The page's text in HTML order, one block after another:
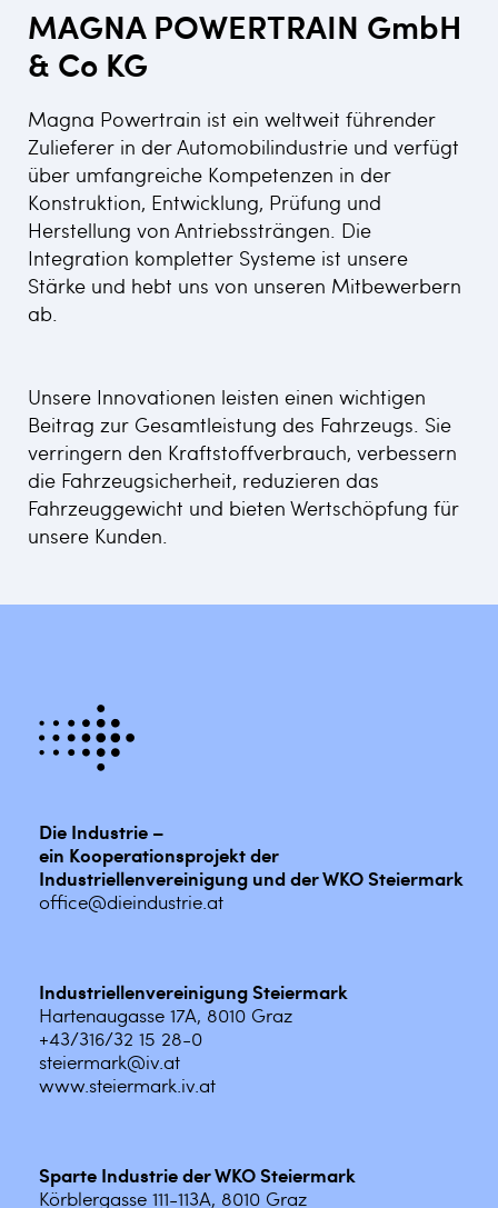
MAGNA POWERTRAIN GmbH
& Co KG
Magna Powertrain ist ein weltweit führender
Zulieferer in der Automobilindustrie und verfügt
über umfangreiche Kompetenzen in der
Konstruktion, Entwicklung, Prüfung und
Herstellung von Antriebssträngen. Die
Integration kompletter Systeme ist unsere
Stärke und hebt uns von unseren Mitbewerbern
ab.​
Unsere Innovationen leisten einen wichtigen
Beitrag zur Gesamtleistung des Fahrzeugs. Sie
verringern den Kraftstoffverbrauch, verbessern
die Fahrzeugsicherheit, reduzieren das
Fahrzeuggewicht und bieten Wertschöpfung für
unsere Kunden.
Die Industrie –
ein Kooperationsprojekt der
Industriellenvereinigung und der WKO Steiermark
office@dieindustrie.at
Industriellenvereinigung Steiermark
Hartenaugasse 17A, 8010 Graz
+43/316/32 15 28-0
steiermark@iv.at
www.steiermark.iv.at
Sparte Industrie der WKO Steiermark
Körblergasse 111-113A, 8010 Graz